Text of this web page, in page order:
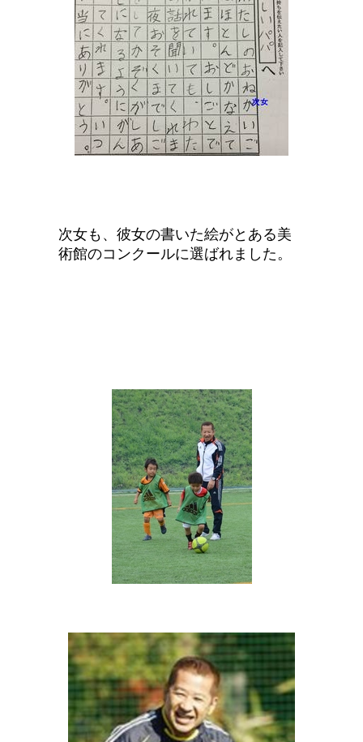
次女も、彼女の書いた絵がとある美
術館のコンクールに選ばれました。